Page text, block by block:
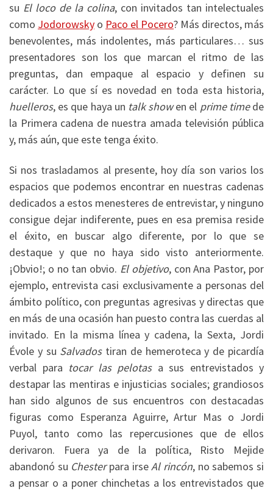
su El loco de la colina, con invitados tan intelectuales
como Jodorowsky o Paco el Pocero? Más directos, más
benevolentes, más indolentes, más particulares… sus
presentadores son los que marcan el ritmo de las
preguntas, dan empaque al espacio y definen su
carácter. Lo que sí es novedad en toda esta historia,
huelleros, es que haya un talk showen el prime timede
la Primera cadena de nuestra amada televisión pública
y, más aún, que este tenga éxito.
Si nos trasladamos al presente, hoy día son varios los
espacios que podemos encontrar en nuestras cadenas
dedicados a estos menesteres de entrevistar, y ninguno
consigue dejar indiferente, pues en esa premisa reside
el éxito, en buscar algo diferente, por lo que se
destaque y que no haya sido visto anteriormente.
¡Obvio!; o no tan obvio. El objetivo, con Ana Pastor, por
ejemplo, entrevista casi exclusivamente a personas del
ámbito político, con preguntas agresivas y directas que
en más de una ocasión han puesto contra las cuerdas al
invitado. En la misma línea y cadena, la Sexta, Jordi
Évole y su Salvadostiran de hemeroteca y de picardía
verbal para tocar las pelotasa sus entrevistados y
destapar las mentiras e injusticias sociales; grandiosos
han sido algunos de sus encuentros con destacadas
figuras como Esperanza Aguirre, Artur Mas o Jordi
Puyol, tanto como las repercusiones que de ellos
derivaron. Fuera ya de la política, Risto Mejide
abandonó su Chesterpara irseAl rincón, no sabemos si
a pensar o a poner chinchetas a los entrevistados que